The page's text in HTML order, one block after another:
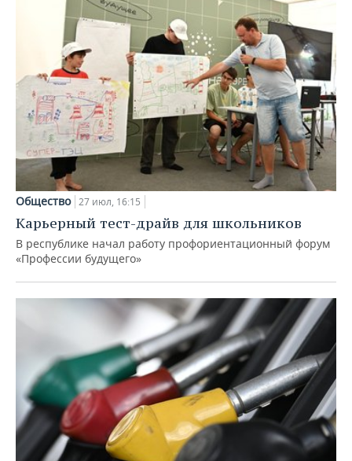
Общество 27 июл, 16:15
Карьерный тест-драйв для школьников
В республике начал работу профориентационный форум
«Профессии будущего»